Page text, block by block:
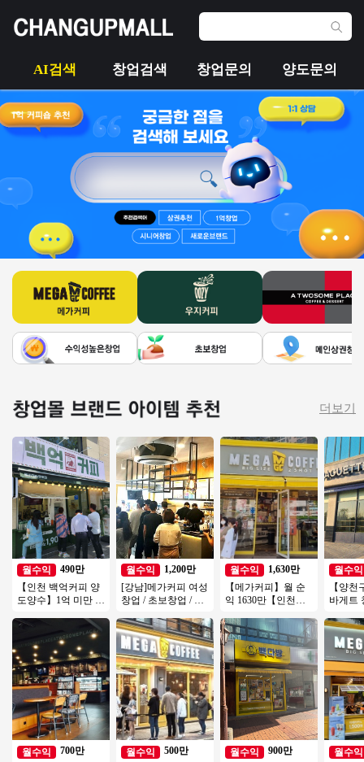
AI검색 창업검색 창업문의 양도문의
더보기
월수익
490만
【인천 백억커피 양
도양수】1억 미만 소
문점창업
월수익
700만
월수익
1,200만
[강남]메가커피 여성
창업 / 초보창업 / 오
은사업체입니다
월수익
500만
월수익
1,630만
【메가커피】월 순
익 1630만【인천】
는 커피창업 추천
월수익
900만
월수익
【양천
바게트
유동인
업 가능
월수익